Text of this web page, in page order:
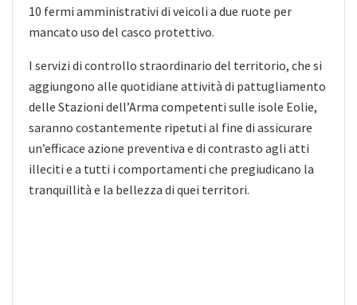
10 fermi amministrativi di veicoli a due ruote per
mancato uso del casco protettivo.
I servizi di controllo straordinario del territorio, che si
aggiungono alle quotidiane attività di pattugliamento
delle Stazioni dell’Arma competenti sulle isole Eolie,
saranno costantemente ripetuti al fine di assicurare
un’efficace azione preventiva e di contrasto agli atti
illeciti e a tutti i comportamenti che pregiudicano la
tranquillità e la bellezza di quei territori.